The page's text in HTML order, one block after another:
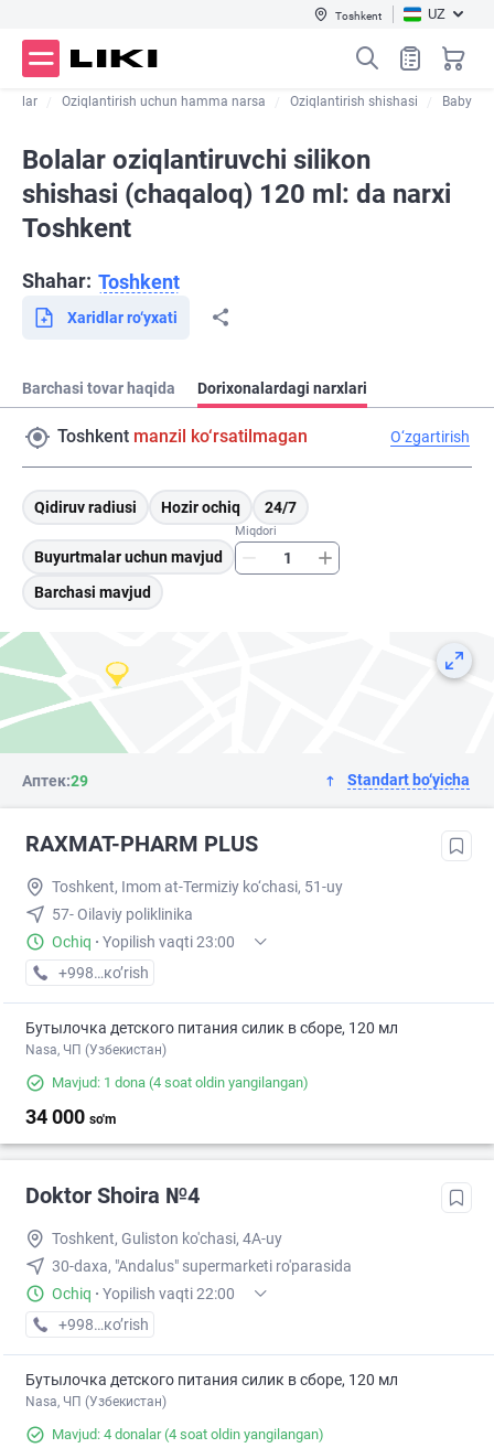
Toshkent UZ
Oziqlantirish uchun hamma narsa Oziqlantirish shishasi Baby
Bolalar oziqlantiruvchi silikon
shishasi (chaqaloq) 120 ml: da narxi
Toshkent
Shahar: Toshkent
Xaridlar ro‘yxati
Barchasi tovar haqida Dorixonalardagi narxlari
Toshkent manzil ko‘rsatilmagan O‘zgartirish
Qidiruv radiusi Hozir ochiq 24/7
Buyurtmalar uchun mavjud
Miqdori
Barchasi mavjud
Аптек:29 Standart bo‘yicha
RAXMAT-PHARM PLUS
Toshkent, Imom at-Termiziy ko‘chasi, 51-uy
57- Oilaviy poliklinika
Ochiq · Yopilish vaqti 23:00
+998 (77) XXX-XX-XX
кo’rish
Бутылочка детского питания силик в сборе, 120 мл
Nasa, ЧП (Узбекистан)
Mavjud: 1 dona (4 soat oldin yangilangan)
34 000 so'm
Doktor Shoira №4
Toshkent, Guliston ko'chasi, 4A-uy
30-daxa, "Andalus" supermarketi ro'parasida
Ochiq · Yopilish vaqti 22:00
+998 (94) XXX-XX-XX
кo’rish
Бутылочка детского питания силик в сборе, 120 мл
Nasa, ЧП (Узбекистан)
Mavjud: 4 donalar(4 soat oldin yangilangan)